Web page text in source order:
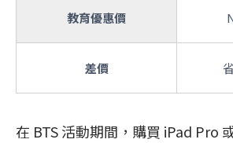
教育優惠價
差價
在 BTS 活動期間，購買 iPad Pro